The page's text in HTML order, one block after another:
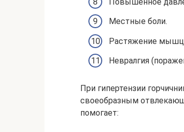
Местные боли.
Растяжение
Невралгия
При гипертензии
своеобразным
помогает: